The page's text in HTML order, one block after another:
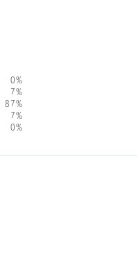
0%
7%
87%
7%
0%